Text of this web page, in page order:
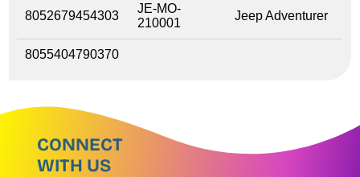
8052679454303
JE-MO-
210001
Jeep Adventurer
8055404790370
CONNECT
WITH US